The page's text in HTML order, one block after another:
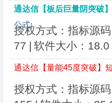
通达信【板后巨量阴突破
公式]
授权方式：指标源码
77 | 软件大小：18.0
通达信【量能45度突破】
授权方式：指标源码